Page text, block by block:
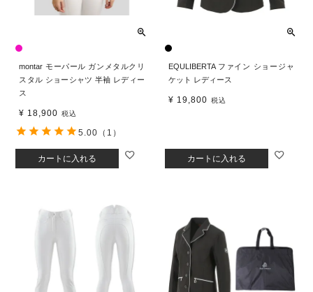
montar モーパール ガンメタルクリ
スタル ショーシャツ 半袖 レディー
ス
¥ 18,900 税込
カートに入れる
5.00 （1）
EQULIBERTA ファイン ショージャ
ケット レディース
¥ 19,800 税込
カートに入れる